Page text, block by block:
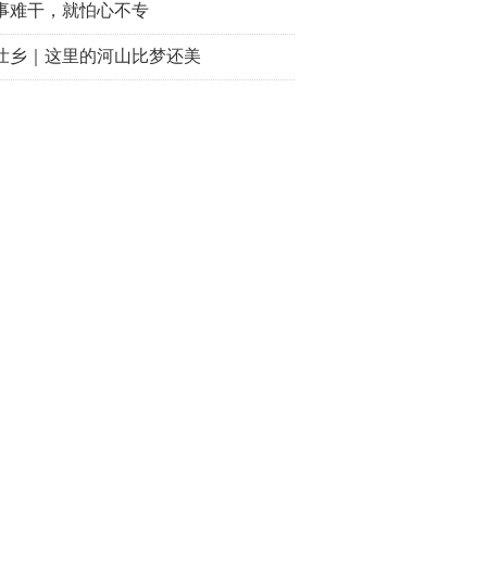
难干，就怕心不专
乡｜这里的河山比梦还美